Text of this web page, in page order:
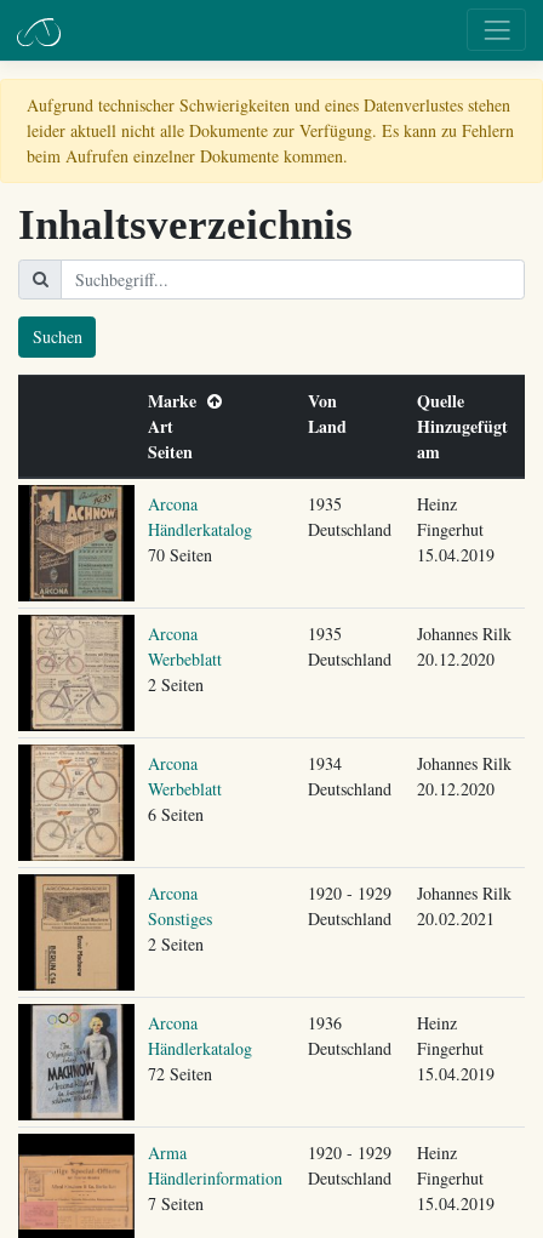
Aufgrund technischer Schwierigkeiten und eines Datenverlustes stehen
leider aktuell nicht alle Dokumente zur Verfügung. Es kann zu Fehlern
beim Aufrufen einzelner Dokumente kommen.
Inhaltsverzeichnis
Suchen
Marke
Art
Seiten
Von
Land
Quelle
Hinzugefügt
am
Arcona
Händlerkatalog
70 Seiten
1935
Deutschland
Heinz
Fingerhut
15.04.2019
Arcona
Werbeblatt
2 Seiten
1935
Deutschland
Johannes Rilk
20.12.2020
Arcona
Werbeblatt
6 Seiten
1934
Deutschland
Johannes Rilk
20.12.2020
Arcona
Sonstiges
2 Seiten
1920 - 1929
Deutschland
Johannes Rilk
20.02.2021
Arcona
Händlerkatalog
72 Seiten
1936
Deutschland
Heinz
Fingerhut
15.04.2019
Arma
Händlerinformation
7 Seiten
1920 - 1929
Deutschland
Heinz
Fingerhut
15.04.2019